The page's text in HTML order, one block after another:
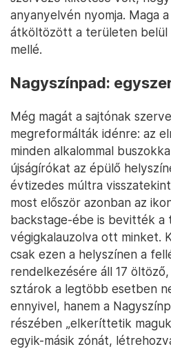
anyanyelvén nyomja. Maga
átköltözött a területen belül
mellé.
Nagyszínpad:
Még magát a sajtónak
megreformálták idénre: az
minden alkalommal
újságírókat az épülő
évtizedes múltra
most először azonban az
backstage-ébe is bevitték a
végigkalauzolva ott minket.
csak ezen a helyszínen a
rendelkezésére áll 17
sztárok a legtöbb esetben
ennyivel, hanem a
részében „elkeríttetik
egyik-másik zónát,